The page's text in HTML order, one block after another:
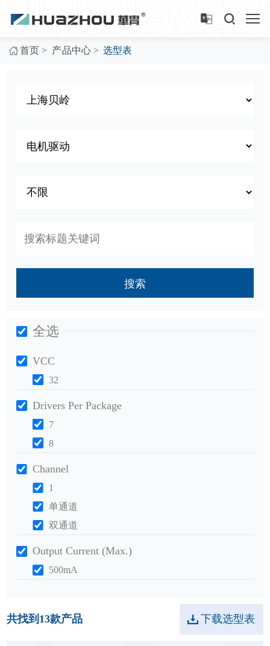
首页 > 产品中心 > 选型表
搜索
全选
VCC
32
Drivers Per Package
7
8
Channel
1
单通道
双通道
Output Current (Max.)
500mA
EN,IN
共找到 13款产品 下载选型表